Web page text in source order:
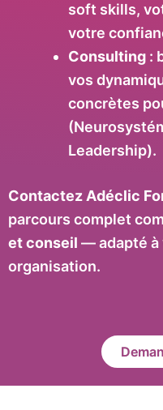
soft skills,
votre
Consulting :
vos
concrètes
Leadership).
Contactez Adéclic
parcours complet
et conseil — adapté à
organisation.